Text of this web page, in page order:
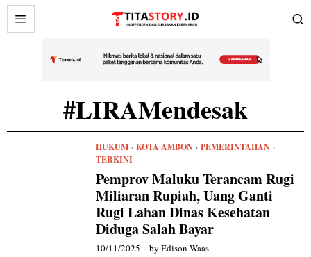
#LIRAMendesak
HUKUM · KOTA AMBON · PEMERINTAHAN ·
TERKINI
Pemprov Maluku Terancam Rugi
Miliaran Rupiah, Uang Ganti
Rugi Lahan Dinas Kesehatan
Diduga Salah Bayar
10/11/2025 byEdison Waas